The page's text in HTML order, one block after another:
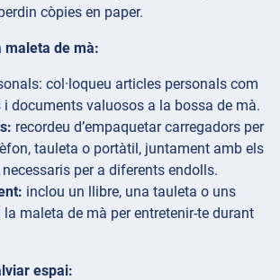
còpies en paper.
maleta de mà:
col·loqueu articles personals com
i documents valuosos a la bossa de mà.
recordeu d’empaquetar carregadors per
tauleta o portàtil, juntament amb els
per a diferents endolls.
inclou un llibre, una tauleta o uns
maleta de mà per entretenir-te durant
espai: